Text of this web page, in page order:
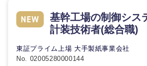
基幹工場の制御シス
計装技術者(総合職)
東証プライム上場 大手製紙事業会社
No. 02005280000144